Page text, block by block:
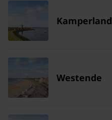
Kamperland
Westende